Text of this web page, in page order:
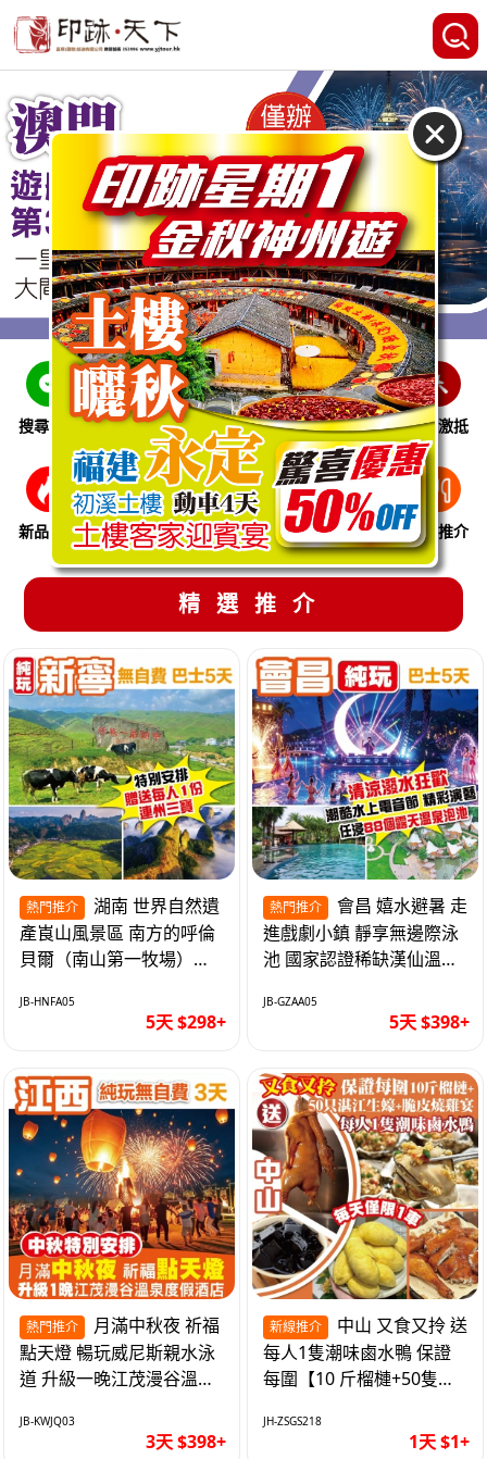
搜尋線路 跨省巴士 即時特惠 休閒娛樂 會員激抵
新品推介 季節限定 溫泉養生 買一送一 美食推介
精選推介
熱門推介
產崀山風景區 南方的呼倫
貝爾（南山第一牧場）夜
巴士5天
JB-HNFA05
5天 $298+
熱門推介
進戲劇小鎮 靜享無邊際泳
池 國家認證稀缺漢仙溫泉
天
JB-GZAA05
5天 $398+
熱門推介
點天燈 暢玩威尼斯親水泳
道 升級一晚江茂漫谷溫泉
純玩3天
JB-KWJQ03
3天 $398+
新線推介
每人1隻潮味鹵水鴨 保證
每圍【10 斤榴槤+50隻湛
1天
JH-ZSGS218
1天 $1+